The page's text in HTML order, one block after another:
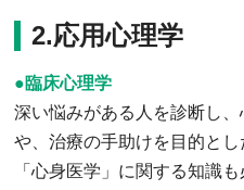
2.応用心理学
●臨床心理学
深い悩みがある人を診断し
や、治療の手助けを目的と
「心身医学」に関する知識